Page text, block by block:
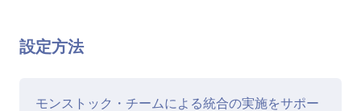
設定方法
モンストック・チームによる統合の実施をサポー